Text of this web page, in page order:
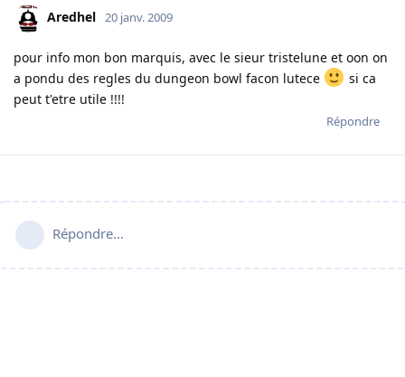
Aredhel 20 janv. 2009
pour info mon bon marquis, avec le sieur tristelune et oon on
a pondu des regles du dungeon bowl facon lutece
si ca
peut t'etre utile !!!!
Répondre
Répondre…